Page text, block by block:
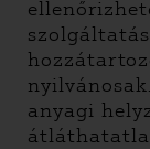
anyagi